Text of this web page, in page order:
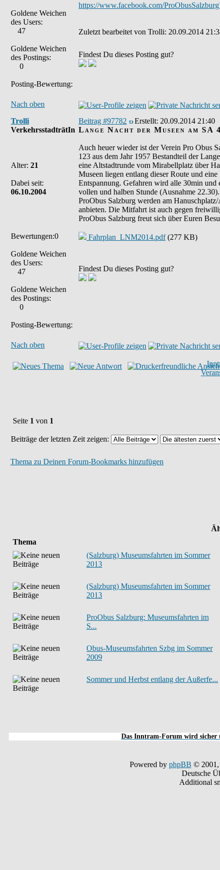
Goldene Weichen
des Users:
47
Goldene Weichen
des Postings:
0
Posting-Bewertung:
https://www.facebook.com/
Zuletzt bearbeitet von Trolli: 20.09.2014
Findest Du dieses Posting gut?
Nach oben
Trolli
VerkehrsstadträtIn
Alter: 21
Dabei seit:
06.10.2004
Bewertungen:0
Goldene Weichen
des Users:
47
Goldene Weichen
des Postings:
0
Posting-Bewertung:
Beitrag #97782 Erstellt: 20.09.2014 21:40
Lange Nacht der Museen am SA
Auch heuer wieder ist der Verein Pro Obus
123 aus dem Jahr 1957 Bestandteil der
eine Altstadtrunde vom Mirabellplatz über
Museen liegen entlang dieser Route und
Entspannung. Gefahren wird alle 30min
vollen und halben Stunde (Ausnahme
ProObus Salzburg werden am
anbieten. Die Mitfahrt ist auch gegen
ProObus Salzburg freut sich über Euren
Fahrplan_LNM2014.pdf(277 KB)
Findest Du dieses Posting gut?
Nach oben
Seite 1 von 1
Beiträge der letzten Zeit zeigen:
Thema zu Deinen Forum-Bookmarks hinzufügen
Thema
(Salzburg) Museumsfahrten im Sommer
2013
(Salzburg) Museumsfahrten im Sommer
2013
ProObus Salzburg: Museumsfahrten im
S...
Obus-Museumsfahrten Szbg im Sommer
2009
Sommer und Herbst entlang der Außerfe...
Das Inntram-Forum wird sicher
Powered by phpBB © 2001,
Deutsche
Additional